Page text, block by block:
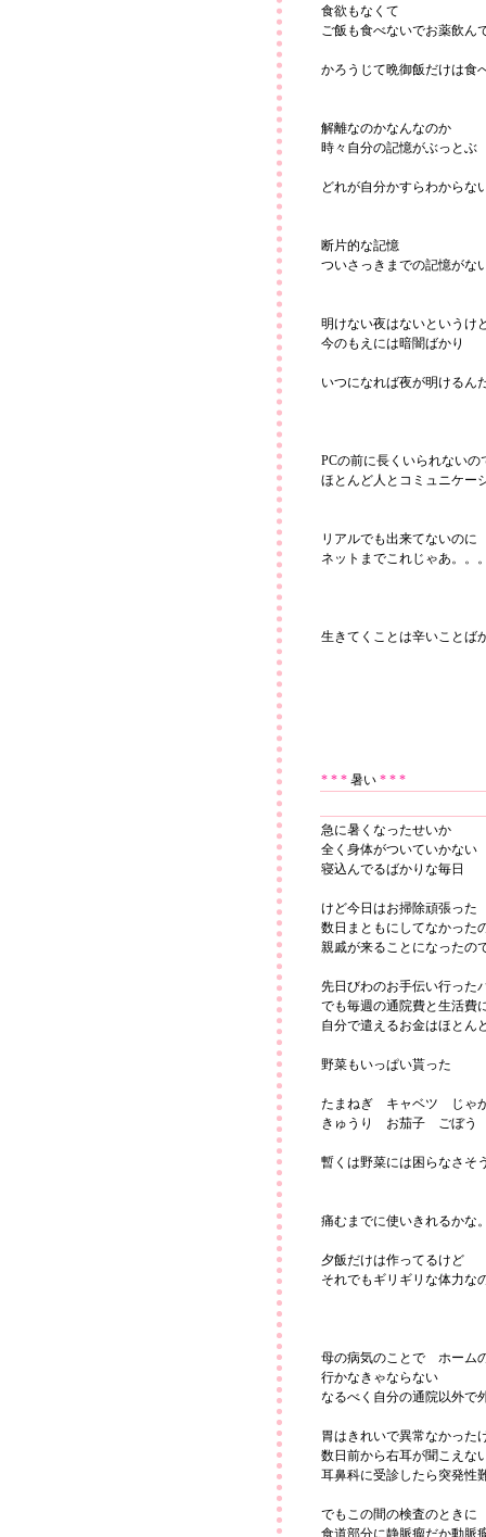
食欲もなくて
ご飯も食べないでお薬飲ん
かろうじて晩御飯だけは食
解離なのかなんなのか
時々自分の記憶がぶっとぶ
どれが自分かすらわからな
断片的な記憶
ついさっきまでの記憶がな
明けない夜はないというけ
今のもえには暗闇ばかり
いつになれば夜が明けるん
PCの前に長くいられないの
ほとんど人とコミュニケー
リアルでも出来てないのに
ネットまでこれじゃあ。。
生きてくことは辛いことば
* * * 暑い * * *
急に暑くなったせいか
全く身体がついていかない
寝込んでるばかりな毎日
けど今日はお掃除頑張った
数日まともにしてなかった
親戚が来ることになったの
先日びわのお手伝い行った
でも毎週の通院費と生活費
自分で遣えるお金はほとん
野菜もいっぱい貰った
たまねぎ キャベツ じゃ
きゅうり お茄子 ごぼう
暫くは野菜には困らなさそ
痛むまでに使いきれるかな
夕飯だけは作ってるけど
それでもギリギリな体力な
母の病気のことで ホーム
行かなきゃならない
なるべく自分の通院以外で
胃はきれいで異常なかった
数日前から右耳が聞こえな
耳鼻科に受診したら突発性
でもこの間の検査のときに
食道部分に静脈瘤だか動脈